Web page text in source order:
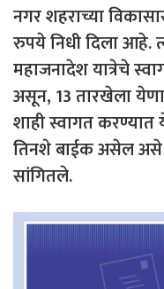
नगर शहराच्या
रुपये निधी दिला आहे.
महाजनादेश यात्रेचे
असून, 13 तारखेला
शाही स्वागत करण्यात
तिनशे बाईक असेल असे
सांगितले.